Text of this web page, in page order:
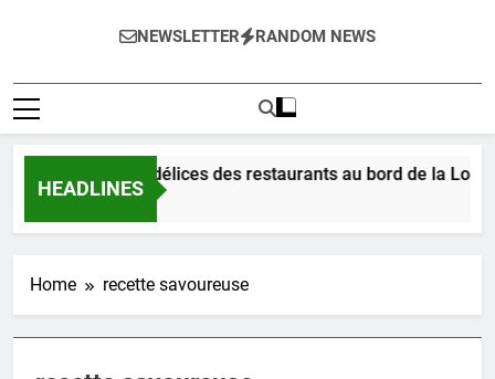
NEWSLETTER RANDOM NEWS
HEADLINES
Dégustez les délices des restaurants au bord de la Loire
2 Jours Ago
Home recette savoureuse